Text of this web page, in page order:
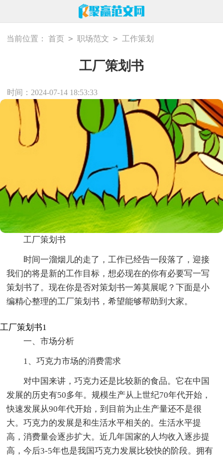
当前位置： 首页 > 职场范文 > 工作策划
工厂策划书
时间：2024-07-14 18:53:33
工厂策划书
时间一溜烟儿的走了，工作已经告一段落了，迎接
我们的将是新的工作目标，想必现在的你有必要写一写
策划书了。现在你是否对策划书一筹莫展呢？下面是小
编精心整理的工厂策划书，希望能够帮助到大家。
工厂策划书1
一、市场分析
1、巧克力市场的消费需求
对中国来讲，巧克力还是比较新的食品。它在中国
发展的历史有50多年。规模生产从上世纪70年代开始，
快速发展从90年代开始，到目前为止生产量还不是很
大。巧克力的发展是和生活水平相关的。生活水平提
高，消费量会逐步扩大。近几年国家的人均收入逐步提
高，今后3-5年也是我国巧克力发展比较快的阶段。拥有